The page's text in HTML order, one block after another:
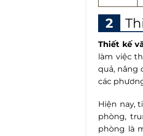
Thiết kế
làm việc
quả, nâng
các
Hiện nay,
phòng,
phòng là